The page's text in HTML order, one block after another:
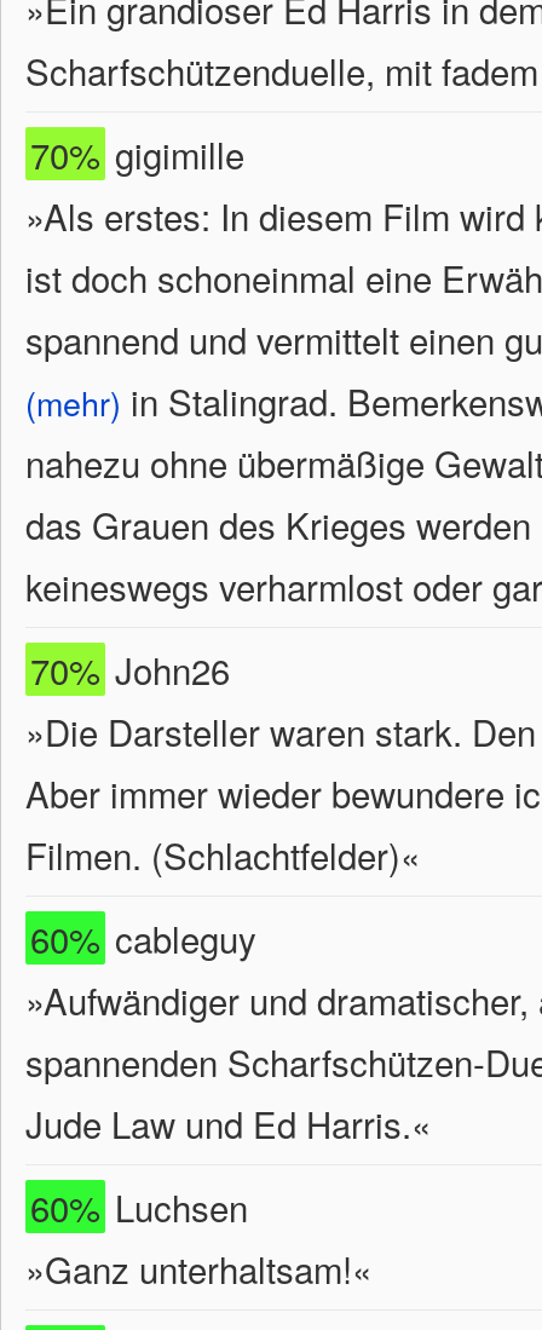
Scharfschützenduelle, mit
70% gigimille
»Als erstes: In diesem Film
ist doch schoneinmal eine
spannend und vermittelt einen
(mehr) in Stalingrad.
nahezu ohne übermäßige
das Grauen des Krieges
keineswegs verharmlost oder
70% John26
»Die Darsteller waren stark.
Aber immer wieder bewundere
Filmen. (Schlachtfelder)«
60% cableguy
»Aufwändiger und
spannenden Scharfschützen-
Jude Law und Ed Harris.«
60% Luchsen
»Ganz unterhaltsam!«